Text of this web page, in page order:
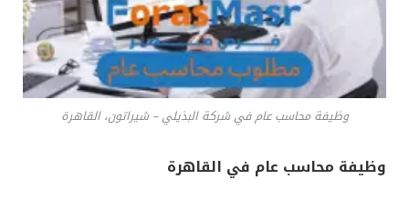
وظيفة محاسب عام في شركة البذيلي – شيراتون، القاهرة
وظيفة محاسب عام في القاهرة